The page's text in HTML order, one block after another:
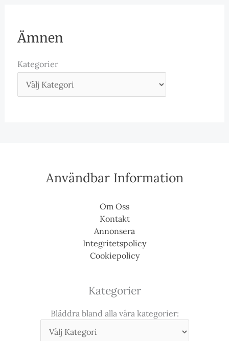
Ämnen
Kategorier
Användbar Information
Om Oss
Kontakt
Annonsera
Integritetspolicy
Cookiepolicy
Kategorier
Bläddra bland alla våra kategorier: